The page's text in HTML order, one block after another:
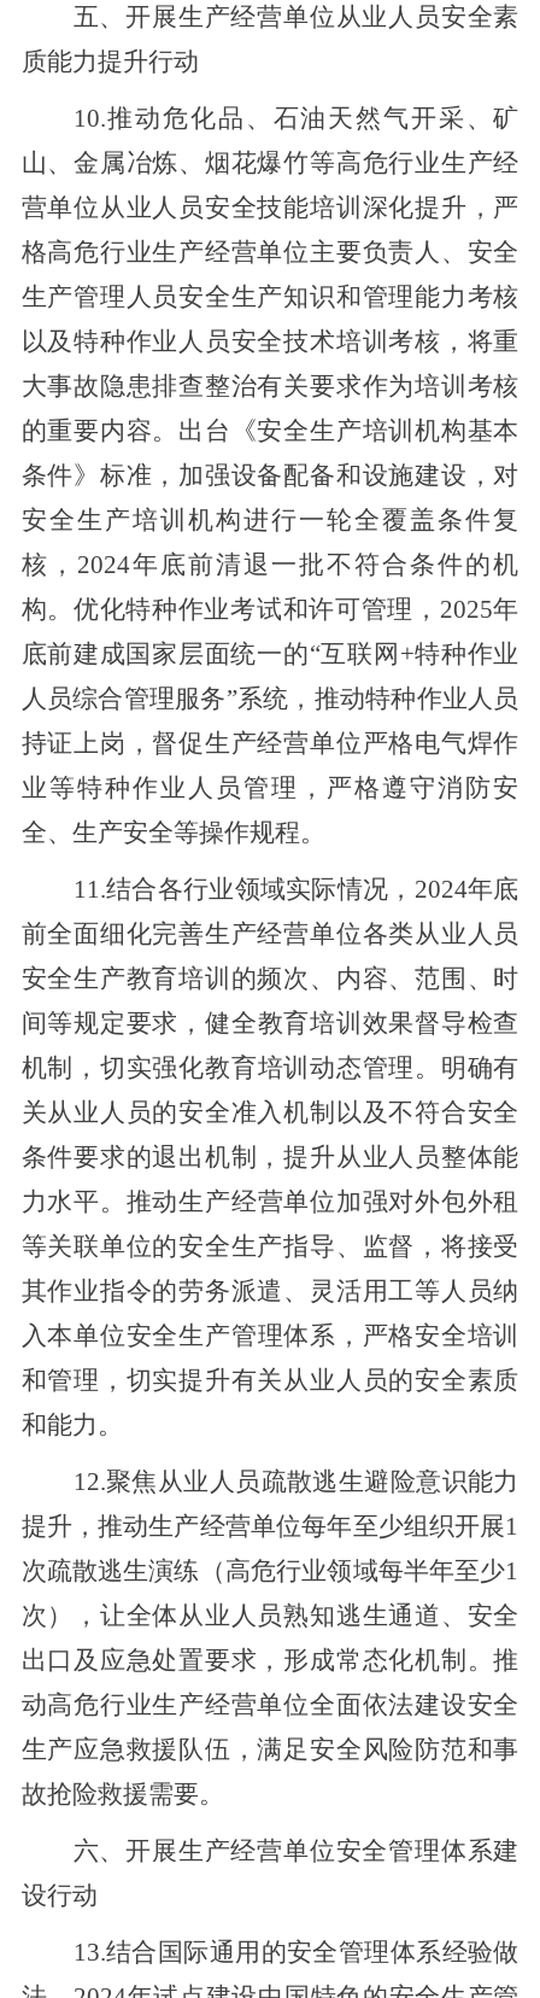
五、开展生产经营单位从业人员安全素
质能力提升行动
10.推动危化品、石油天然气开采、矿
山、金属冶炼、烟花爆竹等高危行业生产经
营单位从业人员安全技能培训深化提升，严
格高危行业生产经营单位主要负责人、安全
生产管理人员安全生产知识和管理能力考核
以及特种作业人员安全技术培训考核，将重
大事故隐患排查整治有关要求作为培训考核
的重要内容。出台《安全生产培训机构基本
条件》标准，加强设备配备和设施建设，对
安全生产培训机构进行一轮全覆盖条件复
核，2024年底前清退一批不符合条件的机
构。优化特种作业考试和许可管理，2025年
底前建成国家层面统一的“互联网+特种作业
人员综合管理服务”系统，推动特种作业人员
持证上岗，督促生产经营单位严格电气焊作
业等特种作业人员管理，严格遵守消防安
全、生产安全等操作规程。
11.结合各行业领域实际情况，2024年底
前全面细化完善生产经营单位各类从业人员
安全生产教育培训的频次、内容、范围、时
间等规定要求， 健全教育培训效果督导检查
机制，切实强化教育培训动态管理。明确有
关从业人员的安全准入机制以及不符合安全
条件要求的退出机制，提升从业人员整体能
力水平。 推动生产经营单位加强对外包外租
等关联单位的安全生产指导、监督，将接受
其作业指令的劳务派遣、灵活用工等人员纳
入本单位安全生产管理体系 ，严格安全培训
和管理，切实提升有关从业人员的安全素质
和能力。
12.聚焦从业人员疏散逃生避险意识能力
提升，推动生产经营单位每年至少组织开展1
次疏散逃生演练（高危行业领域每半年至少1
次），让全体从业人员熟知逃生通道、安全
出口及应急处置要求，形成常态化机制。推
动高危行业生产经营单位全面依法建设安全
生产应急救援队伍，满足安全风险防范和事
故抢险救援需要。
六、开展生产经营单位安全管理体系建
设行动
13.结合国际通用的安全管理体系经验做